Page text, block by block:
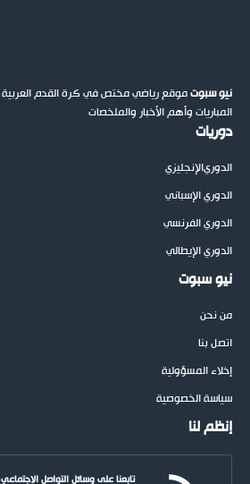
نيو سبوتموقع رياضي مختص في كرة القدم العربية
المباريات وأهم الأخبار والملخصات
دوريات
الدوريالإنجليزي
الدوري الإسباني
الدوري الفرنسي
الدوري الإيطالي
نيو سبوت
من نحن
اتصل بنا
إخلاء المسؤولية
سياسة الخصوصية
إنظم لنا
تابعنا على وسائل التواصل الاجتماعي